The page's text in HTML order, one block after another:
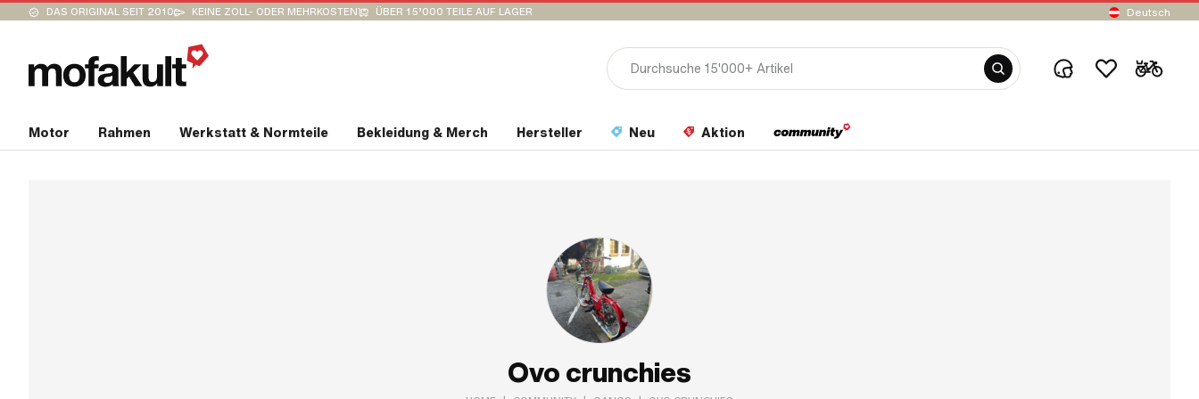
DAS ORIGINAL SEIT 2010 KEINE ZOLL- ODER MEHRKOSTEN ÜBER 15’000 TEILE AUF LAGER Deutsch
Motor Rahmen Werkstatt & Normteile Bekleidung & Merch Hersteller Neu Aktion
Ovo crunchies